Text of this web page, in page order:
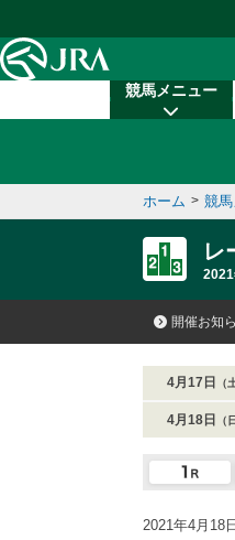
競馬メニュー
ホーム > 競
レ
開催お知
4月17日 （
4月18日 （
2021年4月18